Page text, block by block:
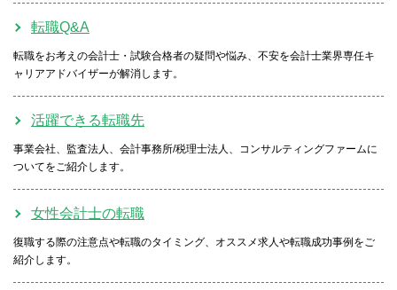
転職Q&A
転職をお考えの会計士・試験合格者の疑問や悩み、不安を会計士業界専任キ
ャリアアドバイザーが解消します。
活躍できる転職先
事業会社、監査法人、会計事務所/税理士法人、コンサルティングファームに
ついてをご紹介します。
女性会計士の転職
復職する際の注意点や転職のタイミング、オススメ求人や転職成功事例をご
紹介します。